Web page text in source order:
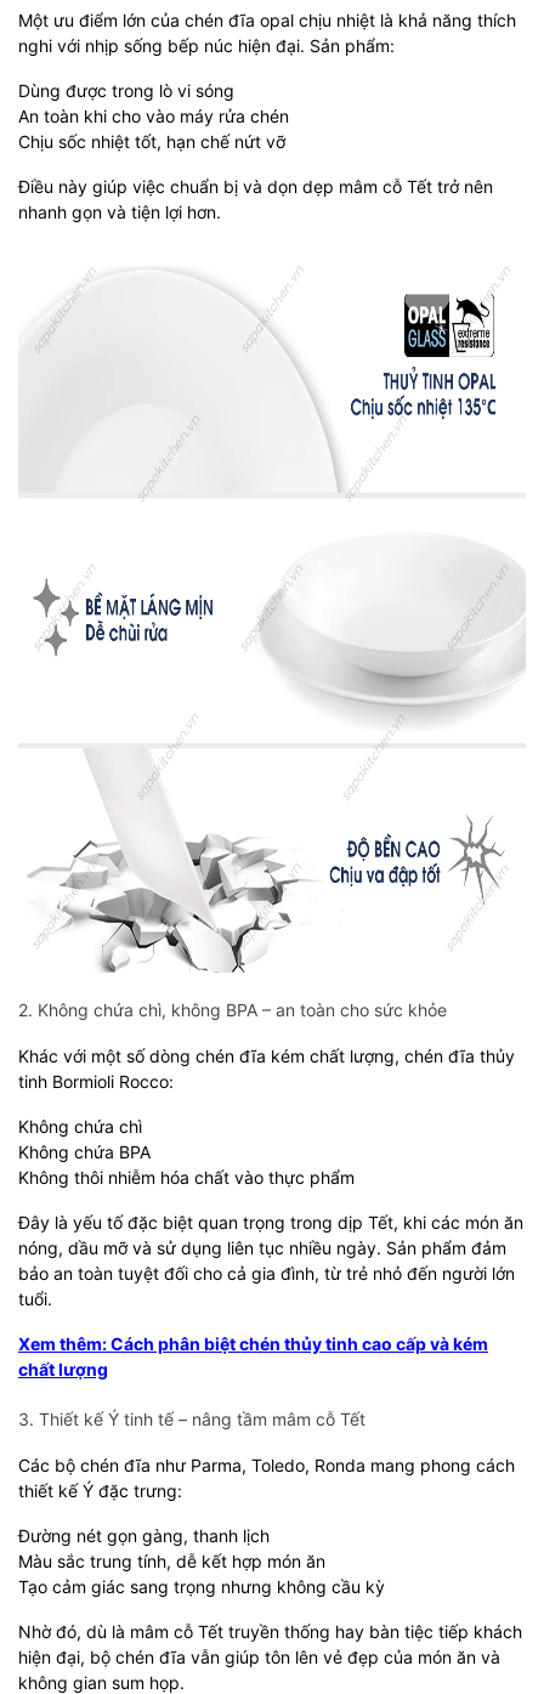
Một ưu điểm lớn của chén đĩa opal chịu nhiệt là khả năng thích
nghi với nhịp sống bếp núc hiện đại. Sản phẩm:
Dùng được trong lò vi sóng
An toàn khi cho vào máy rửa chén
Chịu sốc nhiệt tốt, hạn chế nứt vỡ
Điều này giúp việc chuẩn bị và dọn dẹp mâm cỗ Tết trở nên
nhanh gọn và tiện lợi hơn.
2. Không chứa chì, không BPA – an toàn cho sức khỏe
Khác với một số dòng chén đĩa kém chất lượng, chén đĩa thủy
tinh Bormioli Rocco:
Không chứa chì
Không chứa BPA
Không thôi nhiễm hóa chất vào thực phẩm
Đây là yếu tố đặc biệt quan trọng trong dịp Tết, khi các món ăn
nóng, dầu mỡ và sử dụng liên tục nhiều ngày. Sản phẩm đảm
bảo an toàn tuyệt đối cho cả gia đình, từ trẻ nhỏ đến người lớn
tuổi.
Xem thêm: Cách phân biệt chén thủy tinh cao cấp và kém
chất lượng
3. Thiết kế Ý tinh tế – nâng tầm mâm cỗ Tết
Các bộ chén đĩa như Parma, Toledo, Ronda mang phong cách
thiết kế Ý đặc trưng:
Đường nét gọn gàng, thanh lịch
Màu sắc trung tính, dễ kết hợp món ăn
Tạo cảm giác sang trọng nhưng không cầu kỳ
Nhờ đó, dù là mâm cỗ Tết truyền thống hay bàn tiệc tiếp khách
hiện đại, bộ chén đĩa vẫn giúp tôn lên vẻ đẹp của món ăn và
không gian sum họp.